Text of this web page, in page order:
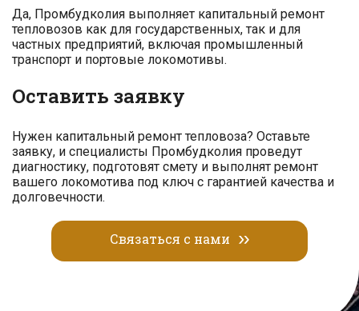
Да, Промбудколия выполняет капитальный ремонт
тепловозов как для государственных, так и для
частных предприятий, включая промышленный
транспорт и портовые локомотивы.
Оставить заявку
Нужен капитальный ремонт тепловоза? Оставьте
заявку, и специалисты Промбудколия проведут
диагностику, подготовят смету и выполнят ремонт
вашего локомотива под ключ с гарантией качества и
долговечности.
Связаться с нами